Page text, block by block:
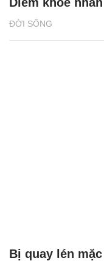
ĐỜI SỐNG
Bị quay lén